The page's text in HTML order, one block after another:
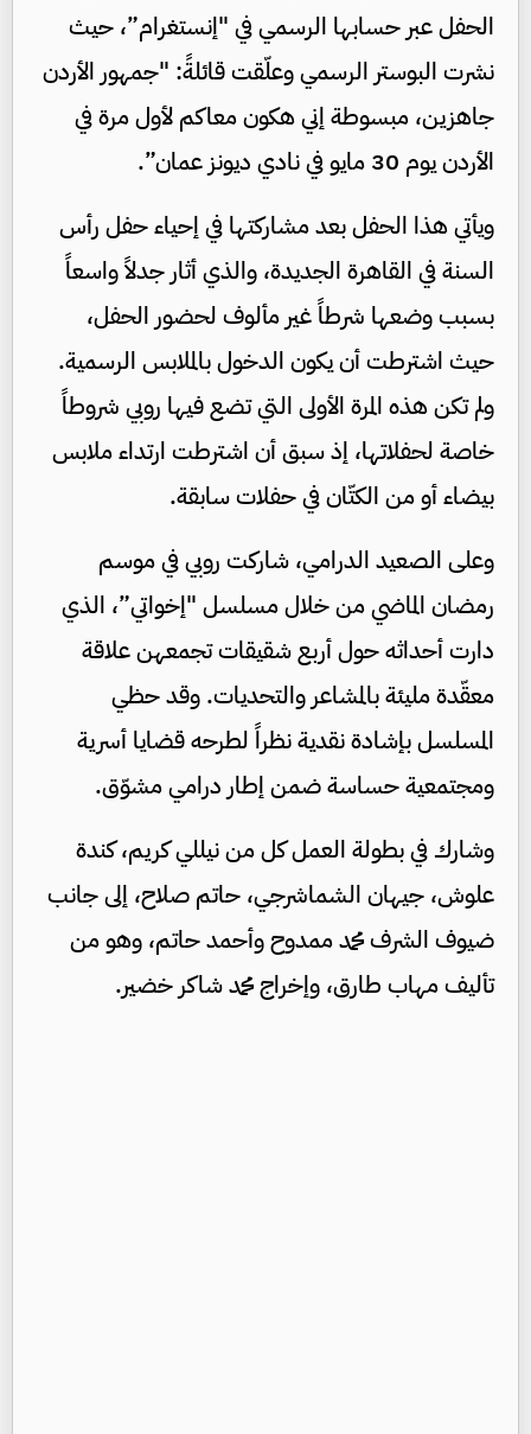
الحفل عبر حسابها الرسمي في "إنستغرام”، حيث
نشرت البوستر الرسمي وعلّقت قائلةً: "جمهور الأردن
جاهزين، مبسوطة إني هكون معاكم لأول مرة في
الأردن يوم 30 مايو في نادي ديونز عمان”.
ويأتي هذا الحفل بعد مشاركتها في إحياء حفل رأس
السنة في القاهرة الجديدة، والذي أثار جدلاً واسعاً
بسبب وضعها شرطاً غير مألوف لحضور الحفل،
حيث اشترطت أن يكون الدخول بالملابس الرسمية.
ولم تكن هذه المرة الأولى التي تضع فيها روبي شروطاً
خاصة لحفلاتها، إذ سبق أن اشترطت ارتداء ملابس
بيضاء أو من الكتّان في حفلات سابقة.
وعلى الصعيد الدرامي، شاركت روبي في موسم
رمضان الماضي من خلال مسلسل "إخواتي”، الذي
دارت أحداثه حول أربع شقيقات تجمعهن علاقة
معقّدة مليئة بالمشاعر والتحديات. وقد حظي
المسلسل بإشادة نقدية نظراً لطرحه قضايا أسرية
ومجتمعية حساسة ضمن إطار درامي مشوّق.
وشارك في بطولة العمل كل من نيللي كريم، كندة
علوش، جيهان الشماشرجي، حاتم صلاح، إلى جانب
ضيوف الشرف محمد ممدوح وأحمد حاتم، وهو من
تأليف مهاب طارق، وإخراج محمد شاكر خضير.